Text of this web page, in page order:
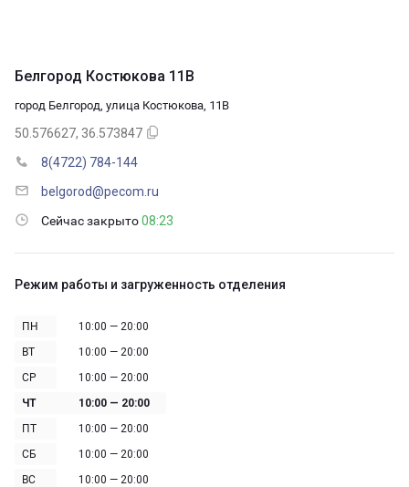
Белгород Костюкова 11В
город Белгород, улица Костюкова, 11В
50.576627, 36.573847
8(4722) 784-144
belgorod@pecom.ru
Сейчас закрыто08:23
Режим работы и загруженность отделения
ПН
10:00 — 20:00
ВТ
10:00 — 20:00
СР
10:00 — 20:00
ЧТ
10:00 — 20:00
ПТ
10:00 — 20:00
СБ
10:00 — 20:00
ВС
10:00 — 20:00